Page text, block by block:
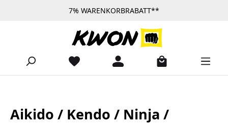
Zum Hauptinhalt springen7% WARENKORBRABATT**
Aikido / Kendo / Ninja /